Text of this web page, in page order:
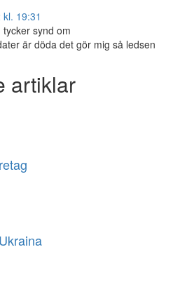
19:31
synd om
är döda det gör mig så ledsen
artiklar